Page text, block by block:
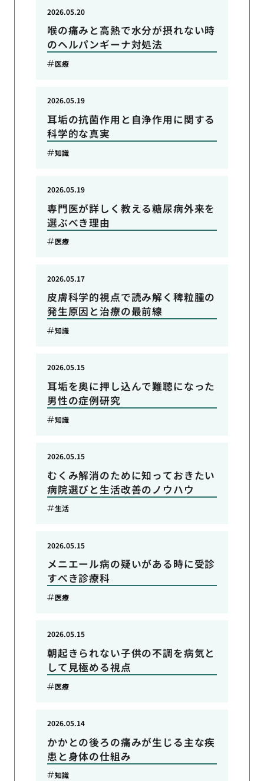
喉の痛みと高熱で水分が摂れない時
のヘルパンギーナ対処法
2026.05.20
医療
耳垢の抗菌作用と自浄作用に関する
科学的な真実
2026.05.19
知識
専門医が詳しく教える糖尿病外来を
選ぶべき理由
2026.05.19
医療
皮膚科学的視点で読み解く稗粒腫の
発生原因と治療の最前線
2026.05.17
知識
耳垢を奥に押し込んで難聴になった
男性の症例研究
2026.05.15
知識
むくみ解消のために知っておきたい
病院選びと生活改善のノウハウ
2026.05.15
生活
メニエール病の疑いがある時に受診
すべき診療科
2026.05.15
医療
朝起きられない子供の不調を病気と
して見極める視点
2026.05.15
医療
かかとの後ろの痛みが生じる主な疾
患と身体の仕組み
2026.05.14
知識